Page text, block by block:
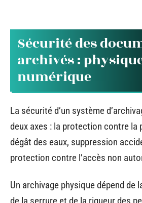
Sécurité des
archivés :
numérique
La sécurité d’un système
deux axes : la protection contre la
dégât des eaux, suppression
protection contre l’accès non
Un archivage physique dépend de
de la serrure et de la rigueur des